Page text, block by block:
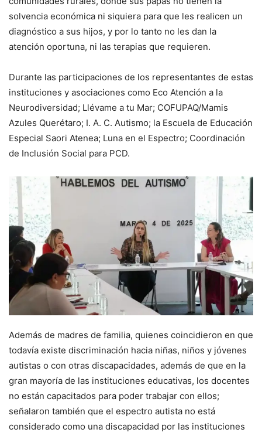
solvencia económica ni siquiera para que les realicen un
diagnóstico a sus hijos, y por lo tanto no les dan la
atención oportuna, ni las terapias que requieren.
Durante las participaciones de los representantes de estas
instituciones y asociaciones como Eco Atención a la
Neurodiversidad; Llévame a tu Mar; COFUPAQ/Mamis
Azules Querétaro; I. A. C. Autismo; la Escuela de Educación
Especial Saori Atenea; Luna en el Espectro; Coordinación
de Inclusión Social para PCD.
Además de madres de familia, quienes coincidieron en que
todavía existe discriminación hacia niñas, niños y jóvenes
autistas o con otras discapacidades, además de que en la
gran mayoría de las instituciones educativas, los docentes
no están capacitados para poder trabajar con ellos;
señalaron también que el espectro autista no está
considerado como una discapacidad por las instituciones